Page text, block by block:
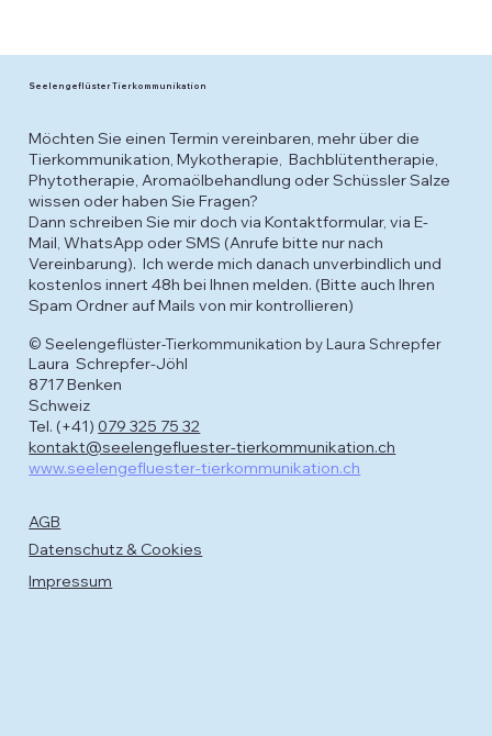
Seelengeflüster Tierkommunikation
Möchten Sie einen Termin vereinbaren, mehr über die
Tierkommunikation, Mykotherapie, Bachblütentherapie,
Phytotherapie, Aromaölbehandlung oder Schüssler Salze
wissen oder haben Sie Fragen?
Dann schreiben Sie mir doch via Kontaktformular, via E-
Mail, WhatsApp oder SMS (Anrufe bitte nur nach
Vereinbarung). Ich werde mich danach unverbindlich und
kostenlos innert 48h bei Ihnen melden. (Bitte auch Ihren
Spam Ordner auf Mails von mir kontrollieren)
© Seelengeflüster-Tierkommunikation by Laura Schrepfer
Laura Schrepfer-Jöhl
8717 Benken
Schweiz
Tel. (+41) 079 325 75 32
kontakt@seelengefluester-tierkommunikation.ch
www.seelengefluester-tierkommunikation.ch
AGB
Datenschutz & Cookies
Impressum